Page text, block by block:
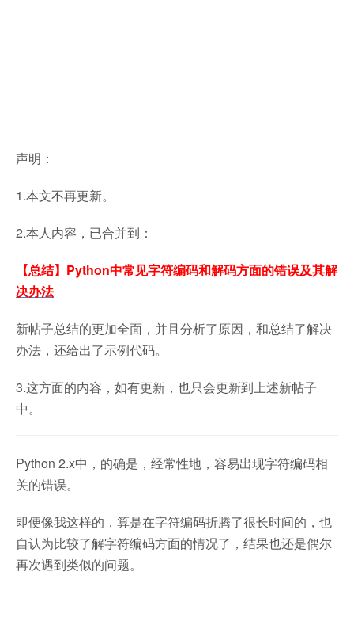
声明：
1.本文不再更新。
2.本人内容，已合并到：
【总结】Python中常见字符编码和解码方面的错误及其解
决办法
新帖子总结的更加全面，并且分析了原因，和总结了解决
办法，还给出了示例代码。
3.这方面的内容，如有更新，也只会更新到上述新帖子
中。
Python 2.x中，的确是，经常性地，容易出现字符编码相
关的错误。
即便像我这样的，算是在字符编码折腾了很长时间的，也
自认为比较了解字符编码方面的情况了，结果也还是偶尔
再次遇到类似的问题。